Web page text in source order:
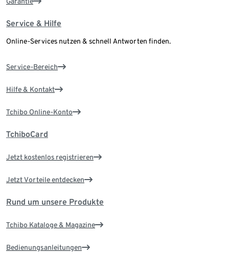
Service & Hilfe
Online-Services nutzen & schnell Antworten finden.
Service-Bereich
Hilfe & Kontakt
Tchibo Online-Konto
TchiboCard
Jetzt kostenlos registrieren
Jetzt Vorteile entdecken
Rund um unsere Produkte
Tchibo Kataloge & Magazine
Bedienungsanleitungen